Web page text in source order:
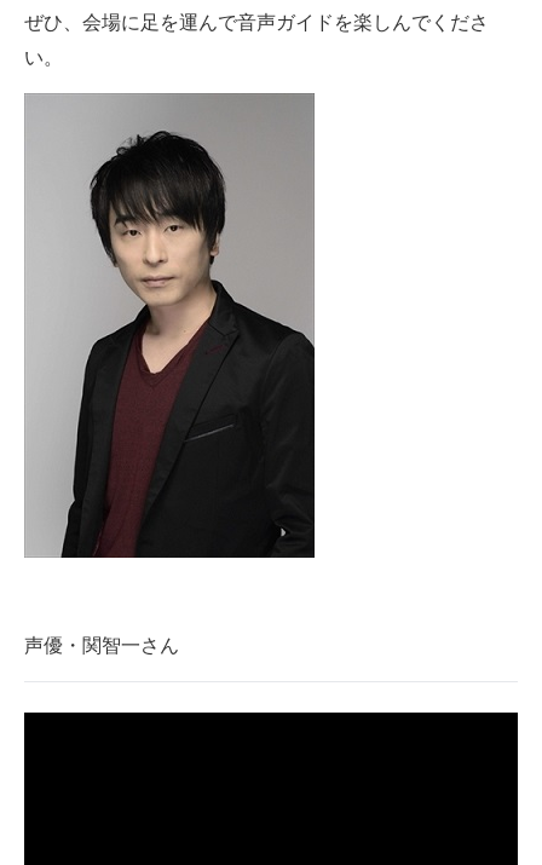
ぜひ、会場に足を運んで音声ガイドを楽しんでくださ
い。
声優・関智一さん